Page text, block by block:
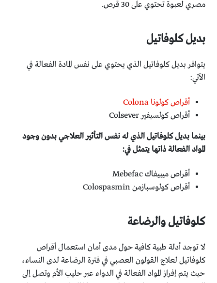
مصري لعبوة تحتوي على 30 قرص.
بديل كلوفاتيل
يتوافر بديل كلوفاتيل الذي يحتوي على نفس المادة الفعالة في
الآتي:
أقراص كولونا Colona
أقراص كولسيفير Colsever
بينما بديل كلوفاتيل الذي له نفس التأثير العلاجي بدون وجود
المواد الفعالة ذاتها يتمثل في:
أقراص ميبيفاك Mebefac
أقراص كولوسبازمن Colospasmin
كلوفاتيل والرضاعة
لا توجد أدلة طبية كافية حول مدى أمان استعمال أقراص
كلوفاتيل لعلاج القولون العصبي في فترة الرضاعة لدى النساء،
حيث يتم إفراز المواد الفعالة في الدواء عبر حليب الأم وتصل إلى